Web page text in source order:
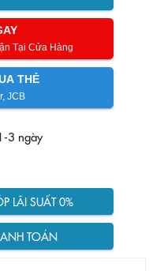
Tại Cửa Hàng
THẺ
JCB
3 ngày
LÃI SUẤT 0%
TOÁN